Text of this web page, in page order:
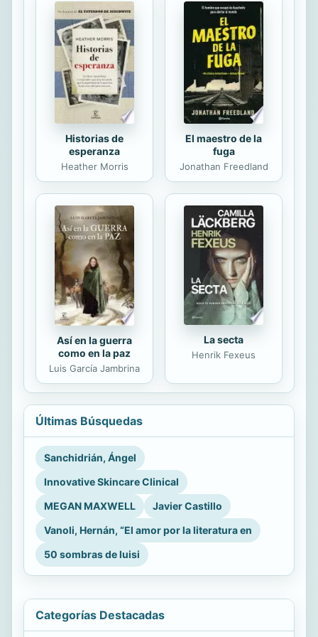
Historias de
esperanza
Heather Morris
El maestro de la
fuga
Jonathan Freedland
Así en la guerra
como en la paz
Luis García Jambrina
La secta
Henrik Fexeus
Últimas Búsquedas
Sanchidrián, Ángel
Innovative Skincare Clinical
MEGAN MAXWELL
Javier Castillo
Vanoli, Hernán, “El amor por la literatura en
50 sombras de luisi
Categorías Destacadas